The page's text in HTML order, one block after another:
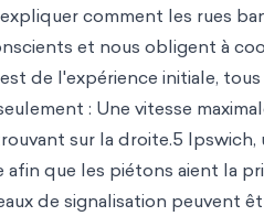
comment les rues
et nous obligent à
de l'expérience initiale,
: Une vitesse
sur la droite.5 Ipswich,
que les piétons aient la
de signalisation peuvent